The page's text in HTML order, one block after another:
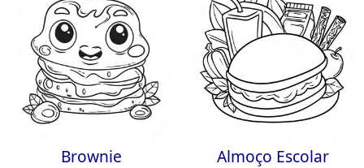
Brownie Almoço Escolar